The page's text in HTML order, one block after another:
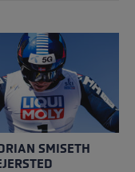
SMISETH
SMISETH
Schließen